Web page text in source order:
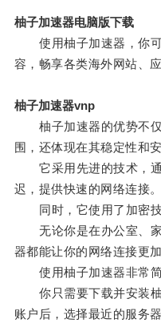
柚子加速器电脑版下载
使用柚子加速器，你可
容，畅享各类海外网站、
柚子加速器vnp
柚子加速器的优势不仅
围，还体现在其稳定性和安
它采用先进的技术，通
迟，提供快速的网络连接。
同时，它使用了加密技
无论你是在办公室、家
器都能让你的网络连接更
使用柚子加速器非常简
你只需要下载并安装柚
账户后，选择最近的服务